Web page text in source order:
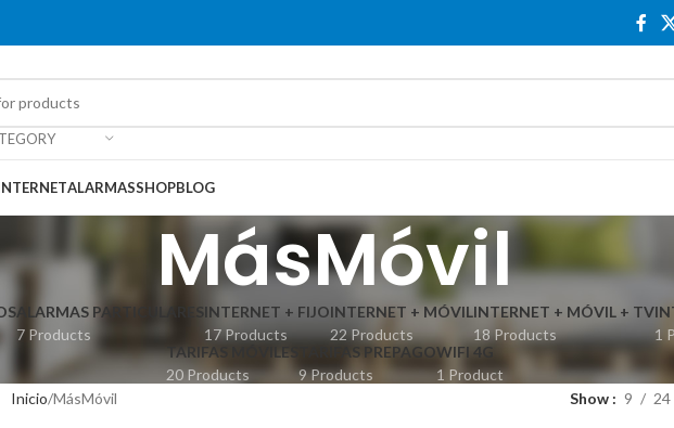
ALARMASSHOPBLOG
MásMóvil
ALARMAS PARTICULARES
7 Products
INTERNET + FIJO
17 Products
INTERNET + MÓVIL
22 Products
INTERNET + MÓVIL + TV
18 Products
1
TARIFAS MÓVILES
20 Products
TARIFAS PREPAGO
9 Products
WIFI 4G
1 Product
Inicio MásMóvil Show 9 24